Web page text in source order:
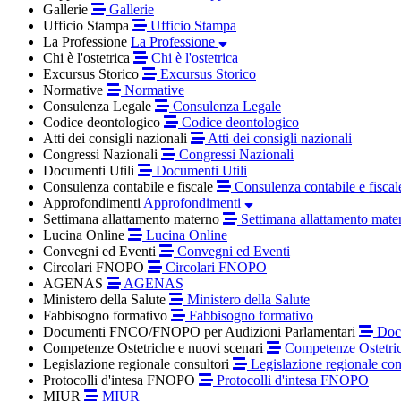
Gallerie
Gallerie
Ufficio Stampa
Ufficio Stampa
La Professione La Professione
Chi è l'ostetrica
Chi è l'ostetrica
Excursus Storico
Excursus Storico
Normative
Normative
Consulenza Legale
Consulenza Legale
Codice deontologico
Codice deontologico
Atti dei consigli nazionali
Atti dei consigli nazionali
Congressi Nazionali
Congressi Nazionali
Documenti Utili
Documenti Utili
Consulenza contabile e fiscale
Consulenza contabile e
Approfondimenti Approfondimenti
Settimana allattamento materno
Settimana allattamento
Lucina Online
Lucina Online
Convegni ed Eventi
Convegni ed Eventi
Circolari FNOPO
Circolari FNOPO
AGENAS
AGENAS
Ministero della Salute
Ministero della Salute
Fabbisogno formativo
Fabbisogno formativo
Documenti FNCO/FNOPO per Audizioni Parlamentari
Competenze Ostetriche e nuovi scenari
Competenze
Legislazione regionale consultori
Legislazione regionale
Protocolli d'intesa FNOPO
Protocolli d'intesa FNOPO
MIUR
MIUR